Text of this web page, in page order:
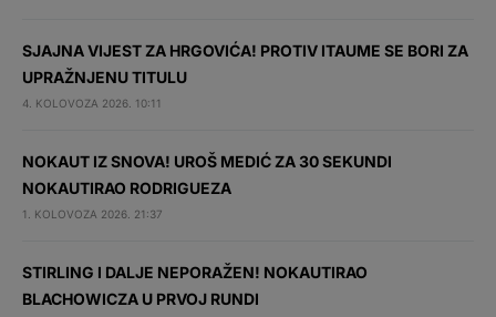
SJAJNA VIJEST ZA HRGOVIĆA! PROTIV ITAUME SE BORI ZA
UPRAŽNJENU TITULU
4. KOLOVOZA 2026. 10:11
NOKAUT IZ SNOVA! UROŠ MEDIĆ ZA 30 SEKUNDI
NOKAUTIRAO RODRIGUEZA
1. KOLOVOZA 2026. 21:37
STIRLING I DALJE NEPORAŽEN! NOKAUTIRAO
BLACHOWICZA U PRVOJ RUNDI